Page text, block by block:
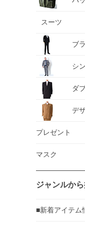
スーツ
ブ
シ
ダ
デ
プレゼント
マスク
ジャンルか
■新着アイテム